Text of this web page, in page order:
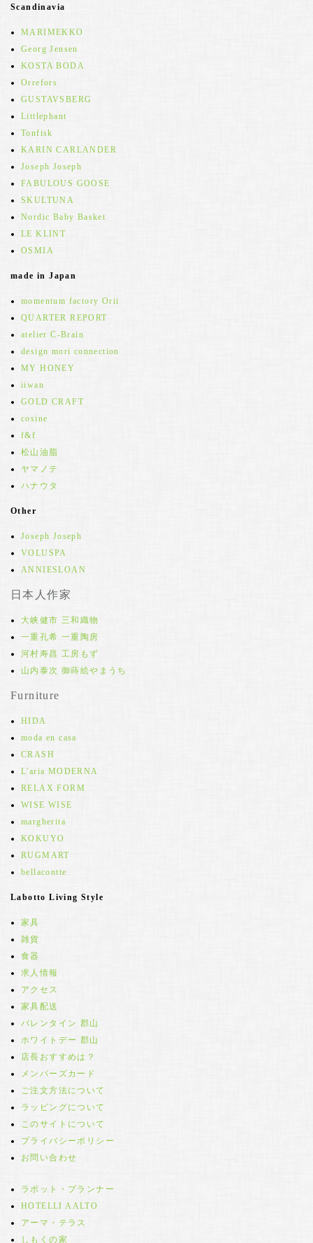
Scandinavia
MARIMEKKO
Georg Jensen
KOSTA BODA
Orrefors
GUSTAVSBERG
Littlephant
Tonfisk
KARIN CARLANDER
Joseph Joseph
FABULOUS GOOSE
SKULTUNA
Nordic Baby Basket
LE KLINT
OSMIA
made in Japan
momentum factory Orii
QUARTER REPORT
atelier C-Brain
design mori connection
MY HONEY
iiwan
GOLD CRAFT
cosine
f&f
松山油脂
ヤマノテ
ハナウタ
Other
Joseph Joseph
VOLUSPA
ANNIESLOAN
日本人作家
大峡健市 三和織物
一重孔希 一重陶房
河村寿昌 工房もず
山内泰次 御蒔絵やまうち
Furniture
HIDA
moda en casa
CRASH
L'aria MODERNA
RELAX FORM
WISE WISE
margherita
KOKUYO
RUGMART
bellacontte
Labotto Living Style
家具
雑貨
食器
求人情報
アクセス
家具配送
バレンタイン 郡山
ホワイトデー 郡山
店長おすすめは？
メンバーズカード
ご注文方法について
ラッピングについて
このサイトについて
プライバシーポリシー
お問い合わせ
ラボット・プランナー
HOTELLI AALTO
アーマ・テラス
しもくの家